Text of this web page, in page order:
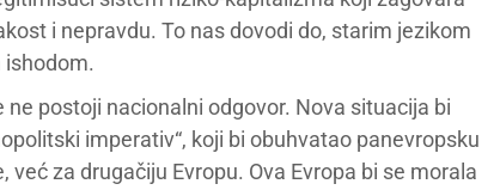
i nepravdu. To nas dovodi do, starim jezikom
postoji nacionalni odgovor. Nova situacija bi
imperativ“, koji bi obuhvatao panevropsku
za drugačiju Evropu. Ova Evropa bi se morala